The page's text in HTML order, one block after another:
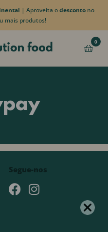
| Aproveita odesconto no
mais produtos!
0
Segue-nos